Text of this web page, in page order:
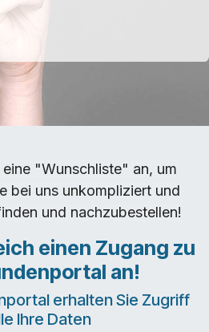
"Wunschliste" an, um
bei uns unkompliziert und
und nachzubestellen!
einen Zugang zu
an!
erhalten Sie Zugriff
Ihre Daten